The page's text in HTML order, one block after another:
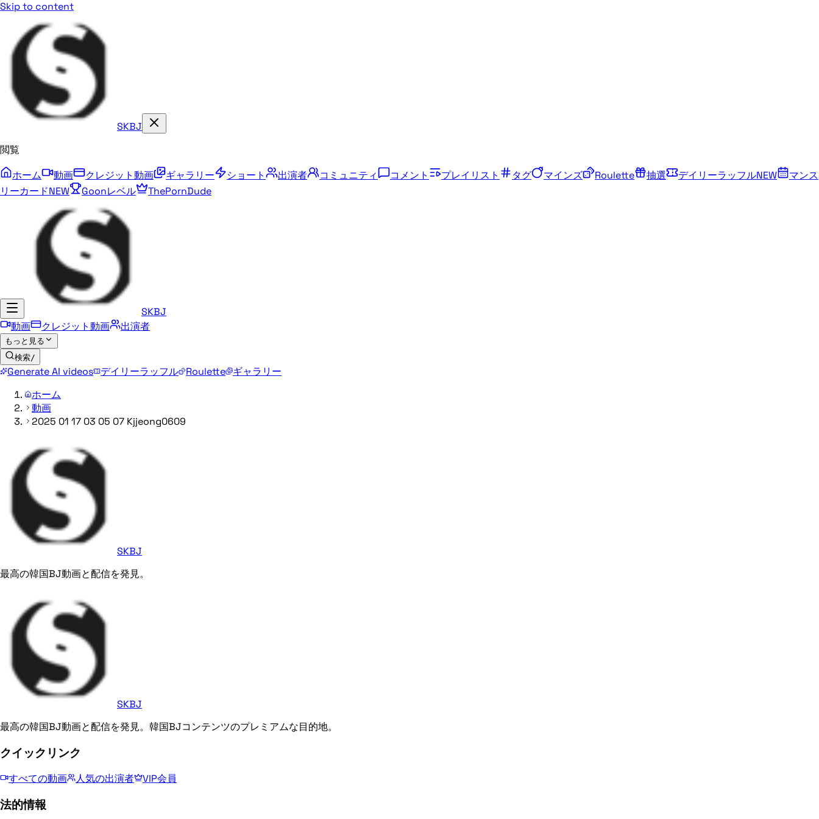
Skip to content
SKBJ
閲覧
ホーム
動画 クレジット動画 ギャラリー ショート 出演者 コミュニティ コメント プレイリスト タグ マインズ Roulette 抽選 デイリーラッフルNEW
マンス
リーカードNEW Goonレベル ThePornDude
SKBJ
動画
クレジット動画 出演者
もっと見る
検索/
Generate AI videos デイリーラッフル Roulette
ギャラリー
ホーム
動画
2025 01 17 03 05 07 Kjjeong0609
SKBJ
最高の韓国BJ動画と配信を発見。
SKBJ
最高の韓国BJ動画と配信を発見。韓国BJコンテンツのプレミアムな目的地。
クイックリンク
すべての動画 人気の出演者 VIP会員
法的情報